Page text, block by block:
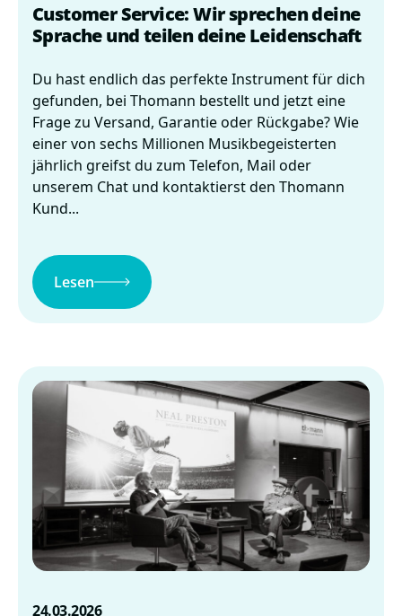
Customer Service: Wir sprechen deine
Sprache und teilen deine Leidenschaft
Du hast endlich das perfekte Instrument für dich
gefunden, bei Thomann bestellt und jetzt eine
Frage zu Versand, Garantie oder Rückgabe? Wie
einer von sechs Millionen Musikbegeisterten
jährlich greifst du zum Telefon, Mail oder
unserem Chat und kontaktierst den Thomann
Kund...
Lesen
24.03.2026